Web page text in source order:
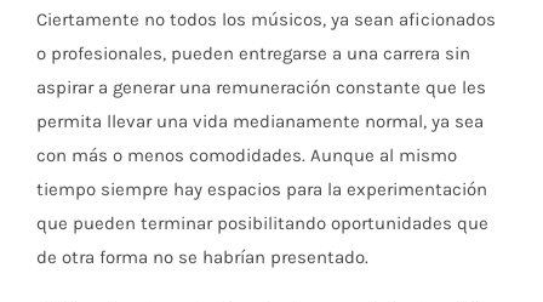
Ciertamente no todos los músicos, ya sean aficionados
o profesionales, pueden entregarse a una carrera sin
aspirar a generar una remuneración constante que les
permita llevar una vida medianamente normal, ya sea
con más o menos comodidades. Aunque al mismo
tiempo siempre hay espacios para la experimentación
que pueden terminar posibilitando oportunidades que
de otra forma no se habrían presentado.